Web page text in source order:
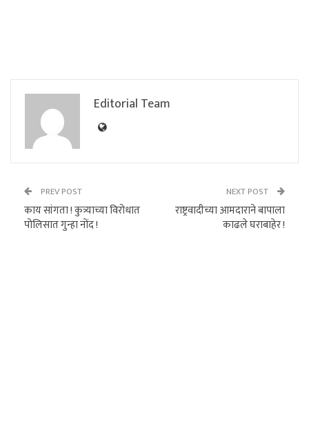
Editorial Team
PREV POST
काय सांगता ! कुत्र्याच्या विरोधात
पोलिसात गुन्हा नोंद !
NEXT POST
राष्ट्रवादीच्या आमदाराने बापाला
काढले घराबाहेर !